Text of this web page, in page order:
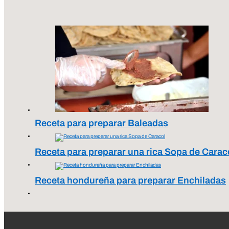
Receta para preparar Baleadas
Receta para preparar una rica Sopa de
Receta hondureña para preparar Enchiladas